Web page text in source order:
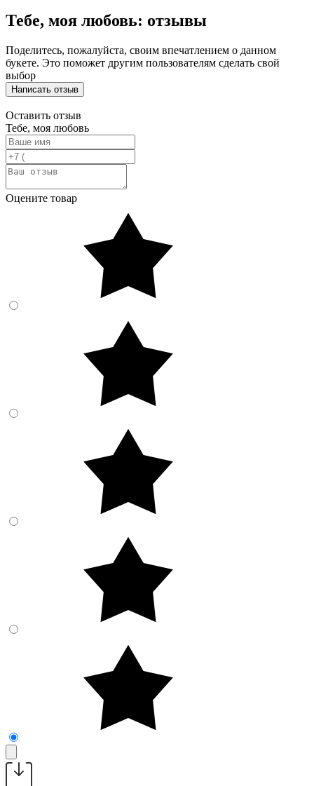
Тебе, моя любовь: отзывы
Поделитесь, пожалуйста, своим впечатлением о данном
букете. Это поможет другим пользователям сделать свой
выбор
Написать отзыв
Оставить отзыв
Тебе, моя любовь
Оцените товар